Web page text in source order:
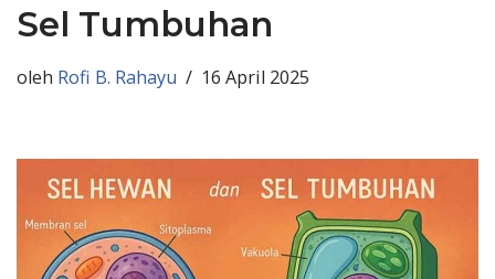
Sel Tumbuhan
oleh Rofi B. Rahayu 16 April 2025